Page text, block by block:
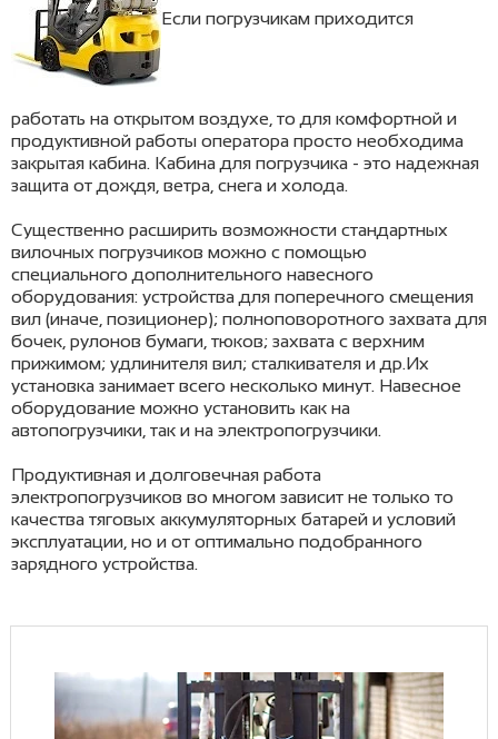
Если погрузчикам приходится
работать на открытом воздухе, то для комфортной и
продуктивной работы оператора просто необходима
закрытая кабина. Кабина для погрузчика - это надежная
защита от дождя, ветра, снега и холода.
Существенно расширить возможности стандартных
вилочных погрузчиков можно с помощью
специального дополнительного навесного
оборудования: устройства для поперечного смещения
вил (иначе, позиционер); полноповоротного захвата для
бочек, рулонов бумаги, тюков; захвата с верхним
прижимом; удлинителя вил; сталкивателя и др.Их
установка занимает всего несколько минут. Навесное
оборудование можно установить как на
автопогрузчики, так и на электропогрузчики.
Продуктивная и долговечная работа
электропогрузчиков во многом зависит не только то
качества тяговых аккумуляторных батарей и условий
эксплуатации, но и от оптимально подобранного
зарядного устройства.